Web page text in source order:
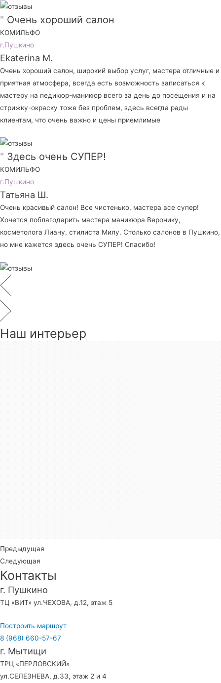
" Очень хороший салон
КОМИЛЬФО
г.Пушкино
Ekaterina M.
Очень хороший салон, широкий выбор услуг, мастера отличные и
приятная атмосфера, всегда есть возможность записаться к
мастеру на педикюр-маникюр всего за день до посещения и на
стрижку-окраску тоже без проблем, здесь всегда рады
клиентам, что очень важно и цены приемлимые
" Здесь очень СУПЕР!
КОМИЛЬФО
г.Пушкино
Татьяна Ш.
Очень красивый салон! Все чистенько, мастера все супер!
Хочется поблагодарить мастера маникюра Веронику,
косметолога Лиану, стилиста Милу. Столько салонов в Пушкино,
но мне кажется здесь очень СУПЕР! Спасибо!
Наш интерьер
Предыдущая
Следующая
Контакты
г. Пушкино
ТЦ «ВИТ» ул.ЧЕХОВА, д.12, этаж 5
Построить маршрут
8 (968) 660-57-67
г. Мытищи
ТРЦ «ПЕРЛОВСКИЙ»
ул.СЕЛЕЗНЕВА, д.33, этаж 2 и 4